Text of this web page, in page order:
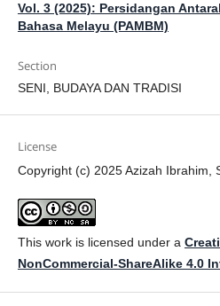
Vol. 3 (2025): Persidangan
Bahasa Melayu (PAMBM)
Section
SENI, BUDAYA DAN TRADISI
License
Copyright (c) 2025 Azizah Ibrahim,
This work is licensed under a
NonCommercial-ShareAlike 4.0